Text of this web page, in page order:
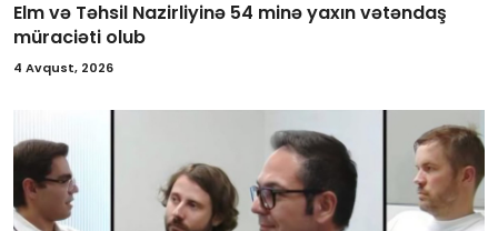
Elm və Təhsil Nazirliyinə 54 minə yaxın vətəndaş
müraciəti olub
4 Avqust, 2026